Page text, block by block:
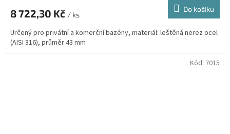
8 722,30 Kč / ks
Do košíku
Určený pro privátní a komerční bazény, materiál: leštěná nerez ocel
(AISI 316), průměr 43 mm
Kód: 7015